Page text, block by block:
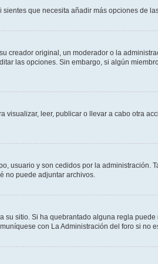
que necesita añadir más opciones de
creador original, un moderador o la
las opciones. Sin embargo, si algún
visualizar, leer, publicar o llevar a cabo otra
usuario y son cedidos por la
no puede adjuntar archivos.
sitio. Si ha quebrantado alguna regla
con La Administración del foro si no